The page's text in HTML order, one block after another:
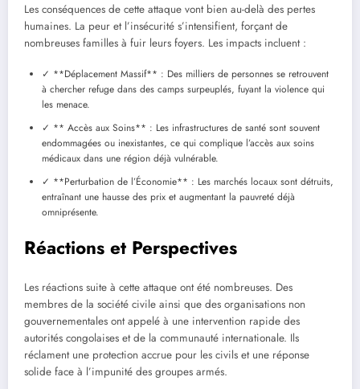
Les conséquences de cette attaque vont bien au-delà des pertes
humaines. La peur et l’insécurité s’intensifient, forçant de
nombreuses familles à fuir leurs foyers. Les impacts incluent :
✓ **Déplacement Massif** : Des milliers de personnes se retrouvent
à chercher refuge dans des camps surpeuplés, fuyant la violence qui
les menace.
✓ ** Accès aux Soins** : Les infrastructures de santé sont souvent
endommagées ou inexistantes, ce qui complique l’accès aux soins
médicaux dans une région déjà vulnérable.
✓ **Perturbation de l’Économie** : Les marchés locaux sont détruits,
entraînant une hausse des prix et augmentant la pauvreté déjà
omniprésente.
Réactions et Perspectives
Les réactions suite à cette attaque ont été nombreuses. Des
membres de la société civile ainsi que des organisations non
gouvernementales ont appelé à une intervention rapide des
autorités congolaises et de la communauté internationale. Ils
réclament une protection accrue pour les civils et une réponse
solide face à l’impunité des groupes armés.